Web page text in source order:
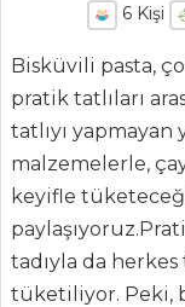
ANASAYFA
Medya
6Kişi
Bisküvili pasta,
pratik tatlıları
tatlıyı
malzemelerle,
keyifle
tadıyla da herkes
tüketiliyor. Peki,